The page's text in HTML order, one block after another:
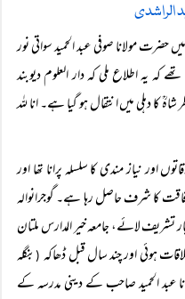
الراشدی
حضرت مولانا صوفی عبد الحمید سواتی نور
کہ یہ اطلاع ملی کہ دار العلوم دیوبند
کا دہلی میں انتقال ہو گیا ہے۔ انا للہ
اور نیاز مندی کا سلسلہ پرانا تھا اور
کا شرف حاصل رہا ہے۔ گوجرانوالہ
تشریف لائے، جامعہ خیر المدارس ملتان
ہوئی اور چند سال قبل ڈھاکہ (بنگلہ
عبد الحمید صاحب کے دینی مدرسہ کے